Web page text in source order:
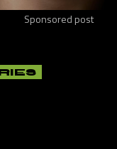
Sponsored post